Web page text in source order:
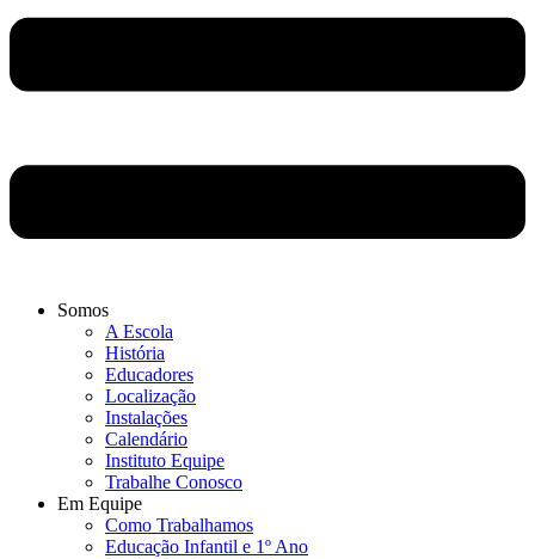
Somos
A Escola
História
Educadores
Localização
Instalações
Calendário
Instituto Equipe
Trabalhe Conosco
Em Equipe
Como Trabalhamos
Educação Infantil e 1º Ano